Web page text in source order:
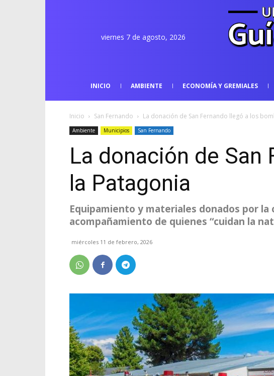
viernes 7 de agosto, 2026
INICIO AMBIENTE ECONOMÍA Y GREMIALES
Inicio San Fernando La donación de San Fernando llegó a los
Ambiente Municipios San Fernando
La donación de San
la Patagonia
Equipamiento y materiales donados por
acompañamiento de quienes “cuidan la
miércoles 11 de febrero, 2026